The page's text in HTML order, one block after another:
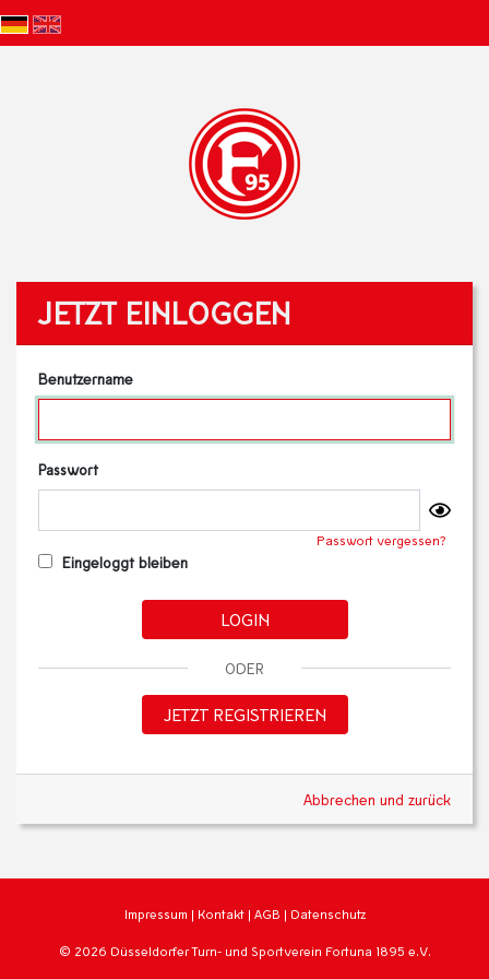
JETZT EINLOGGEN
Benutzername
Passwort
Passwort vergessen?
Eingeloggt bleiben
LOGIN
ODER
JETZT REGISTRIEREN
Abbrechen und zurück
Impressum | Kontakt | AGB | Datenschutz
© 2026 Düsseldorfer Turn- und Sportverein Fortuna 1895 e.V.